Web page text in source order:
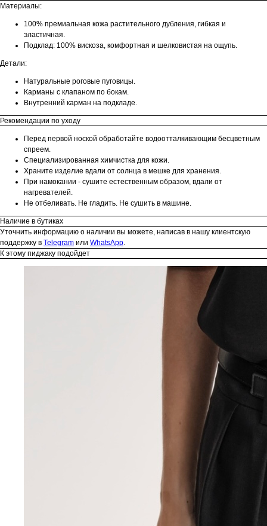
Материалы:
100% премиальная кожа растительного дубления, гибкая и
эластичная.
Подклад: 100% вискоза, комфортная и шелковистая на ощупь.
Детали:
Натуральные роговые пуговицы.
Карманы с клапаном по бокам.
Внутренний карман на подкладе.
Рекомендации по уходу
Перед первой ноской обработайте водоотталкивающим бесцветным
спреем.
Специализированная химчистка для кожи.
Храните изделие вдали от солнца в мешке для хранения.
При намокании - сушите естественным образом, вдали от
нагревателей.
Не отбеливать. Не гладить. Не сушить в машине.
Наличие в бутиках
Уточнить информацию о наличии вы можете, написав в нашу клиентскую
поддержку в Telegram или WhatsApp
К этому пиджаку подойдет